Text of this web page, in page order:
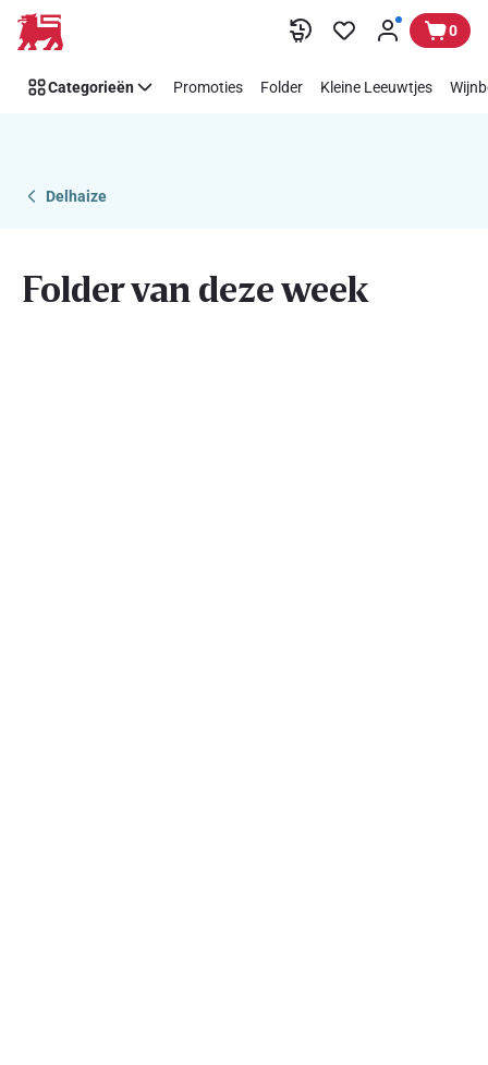
Overslaan
Folder
van
week
0
Categorieën Promoties Folder Kleine Leeuwtjes
Delhaize
Folder van deze week